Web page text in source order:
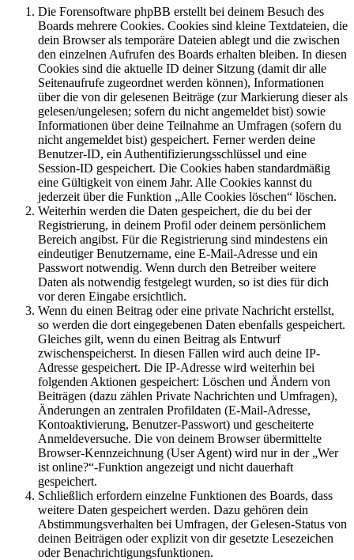
Die Forensoftware phpBB erstellt bei deinem Besuch des
Boards mehrere Cookies. Cookies sind kleine Textdateien, die
dein Browser als temporäre Dateien ablegt und die zwischen
den einzelnen Aufrufen des Boards erhalten bleiben. In diesen
Cookies sind die aktuelle ID deiner Sitzung (damit dir alle
Seitenaufrufe zugeordnet werden können), Informationen
über die von dir gelesenen Beiträge (zur Markierung dieser als
gelesen/ungelesen; sofern du nicht angemeldet bist) sowie
Informationen über deine Teilnahme an Umfragen (sofern du
nicht angemeldet bist) gespeichert. Ferner werden deine
Benutzer-ID, ein Authentifizierungsschlüssel und eine
Session-ID gespeichert. Die Cookies haben standardmäßig
eine Gültigkeit von einem Jahr. Alle Cookies kannst du
jederzeit über die Funktion „Alle Cookies löschen“ löschen.
Weiterhin werden die Daten gespeichert, die du bei der
Registrierung, in deinem Profil oder deinem persönlichem
Bereich angibst. Für die Registrierung sind mindestens ein
eindeutiger Benutzername, eine E-Mail-Adresse und ein
Passwort notwendig. Wenn durch den Betreiber weitere
Daten als notwendig festgelegt wurden, so ist dies für dich
vor deren Eingabe ersichtlich.
Wenn du einen Beitrag oder eine private Nachricht erstellst,
so werden die dort eingegebenen Daten ebenfalls gespeichert.
Gleiches gilt, wenn du einen Beitrag als Entwurf
zwischenspeicherst. In diesen Fällen wird auch deine IP-
Adresse gespeichert. Die IP-Adresse wird weiterhin bei
folgenden Aktionen gespeichert: Löschen und Ändern von
Beiträgen (dazu zählen Private Nachrichten und Umfragen),
Änderungen an zentralen Profildaten (E-Mail-Adresse,
Kontoaktivierung, Benutzer-Passwort) und gescheiterte
Anmeldeversuche. Die von deinem Browser übermittelte
Browser-Kennzeichnung (User Agent) wird nur in der „Wer
ist online?“-Funktion angezeigt und nicht dauerhaft
gespeichert.
Schließlich erfordern einzelne Funktionen des Boards, dass
weitere Daten gespeichert werden. Dazu gehören dein
Abstimmungsverhalten bei Umfragen, der Gelesen-Status von
deinen Beiträgen oder explizit von dir gesetzte Lesezeichen
oder Benachrichtigungsfunktionen.